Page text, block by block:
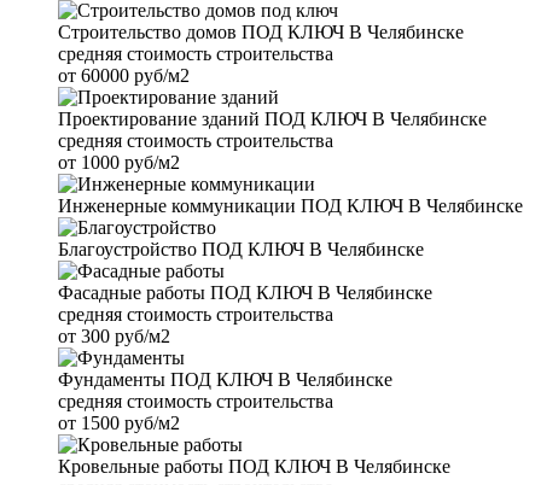
Строительство домов ПОД КЛЮЧ В Челябинске
средняя стоимость строительства
от 60000 руб/м2
Проектирование зданий ПОД КЛЮЧ В Челябинске
средняя стоимость строительства
от 1000 руб/м2
Инженерные коммуникации ПОД КЛЮЧ В Челябинске
Благоустройство ПОД КЛЮЧ В Челябинске
Фасадные работы ПОД КЛЮЧ В Челябинске
средняя стоимость строительства
от 300 руб/м2
Фундаменты ПОД КЛЮЧ В Челябинске
средняя стоимость строительства
от 1500 руб/м2
Кровельные работы ПОД КЛЮЧ В Челябинске